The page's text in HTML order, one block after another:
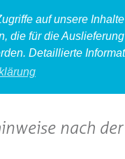
auf unsere
die für die
Detaillierte
nach der